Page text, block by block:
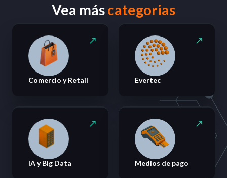
Vea máscategorias
Comercio y Retail Evertec
IA y Big Data Medios de pago